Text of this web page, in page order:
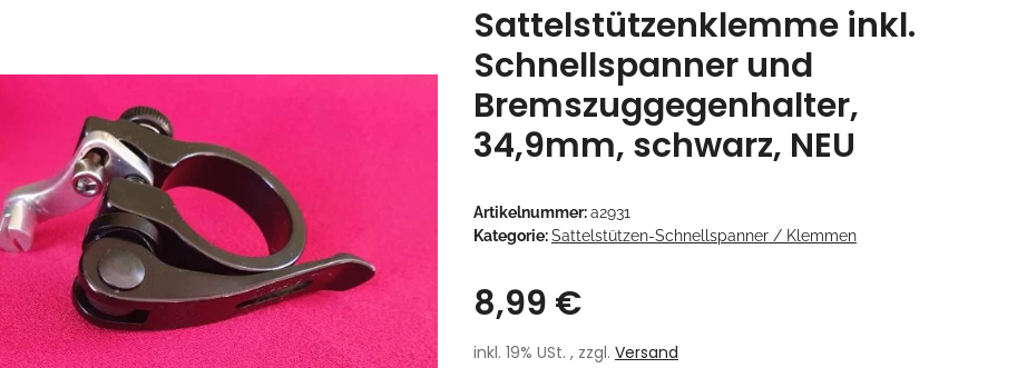
Sattelstützenklemme inkl.
Schnellspanner und
Bremszuggegenhalter,
34,9mm, schwarz, NEU
Artikelnummer:a2931
Kategorie:Sattelstützen-Schnellspanner / Klemmen
8,99 €
inkl. 19% USt. , zzgl. Versand